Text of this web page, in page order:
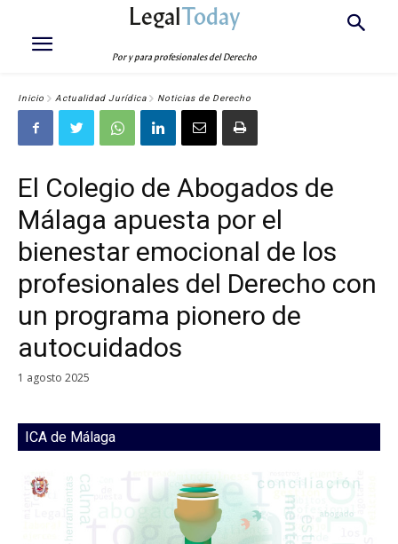
LegalToday
Por y para profesionales del Derecho
Inicio Actualidad Jurídica Noticias de Derecho
El Colegio de Abogados de
Málaga apuesta por el
bienestar emocional de los
profesionales del Derecho con
un programa pionero de
autocuidados
1 agosto 2025
ICA de Málaga